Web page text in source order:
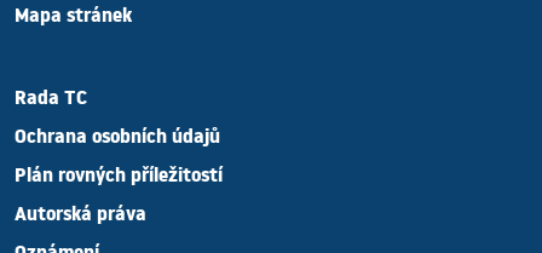
Mapa stránek
Rada TC
Ochrana osobních údajů
Plán rovných příležitostí
Autorská práva